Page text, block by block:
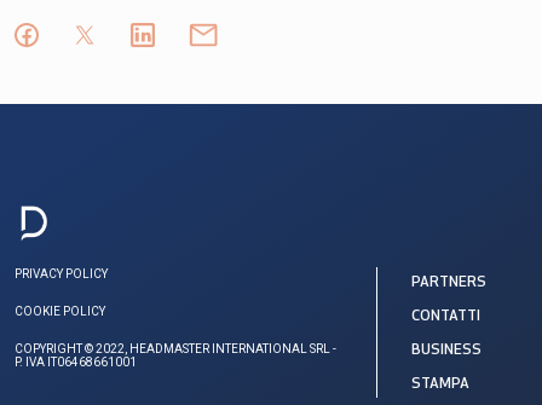
PRIVACY POLICY
COOKIE POLICY
COPYRIGHT © 2022, HEADMASTER INTERNATIONAL SRL -
P. IVA IT06468661001
PARTNERS
CONTATTI
BUSINESS
STAMPA